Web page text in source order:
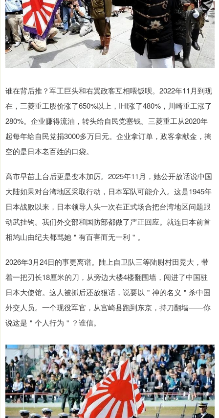
谁在背后推？军工巨头和右翼政客互相喂饭呗。2022年11月到现
在，三菱重工股价涨了650%以上，IHI涨了480%，川崎重工涨了
280%。企业赚得流油，转头给自民党塞钱。三菱重工从2020年
起每年给自民党捐3000多万日元。企业拿订单，政客拿献金，掏
空的是日本老百姓的口袋。
高市早苗上台后更是变本加厉。2025年11月，她公开放话说中国
大陆如果对台湾地区采取行动，日本军队可能介入。这是1945年
日本战败以来，日本领导人头一次在正式场合把台湾地区问题跟
动武挂钩。我们外交部和国防部都做了严正回应。就连日本前首
相鸠山由纪夫都骂她＂有百害而无一利＂。
2026年3月24日的事更离谱。陆上自卫队三等陆尉村田晃大，带
着一把刃长18厘米的刀，从旁边大楼4楼翻围墙，闯进了中国驻
日本大使馆。这人被抓后还放狠话，说要以＂神的名义＂杀中国
外交人员。一个现役军官，从宫崎县跑到东京，持刀翻墙——你
说这是＂个人行为＂？谁信。